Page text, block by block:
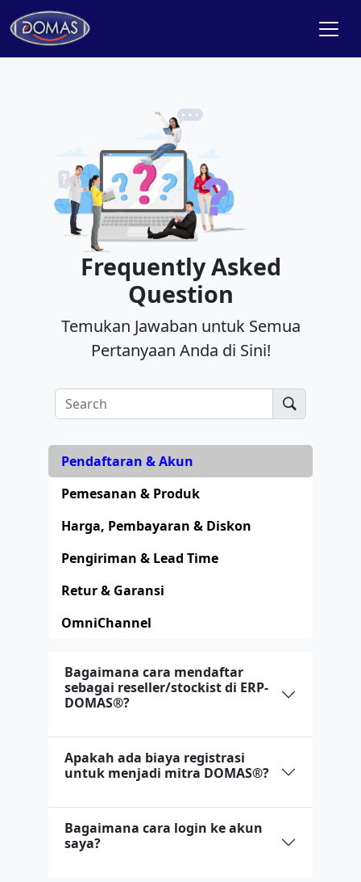
Frequently Asked
Question
Temukan Jawaban untuk Semua
Pertanyaan Anda di Sini!
Pendaftaran & Akun
Pemesanan & Produk
Harga, Pembayaran & Diskon
Pengiriman & Lead Time
Retur & Garansi
OmniChannel
Bagaimana cara mendaftar
sebagai reseller/stockist di ERP-
DOMAS®?
Apakah ada biaya registrasi
untuk menjadi mitra DOMAS®?
Bagaimana cara login ke akun
saya?